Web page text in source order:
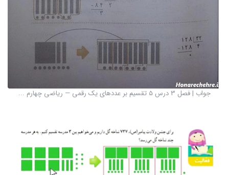
جواب | فصل 3 درس 5 تقسیم بر عددهای یک رقمی — ریاضی چهارم ...